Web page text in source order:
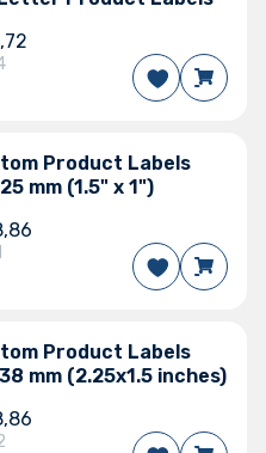
Product Labels
mm (1.5" x 1")
Product Labels
mm (2.25x1.5 inches)